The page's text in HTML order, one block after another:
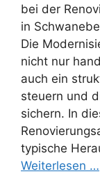
bei der
in
Die
nicht nur
auch ein
steuern und
sichern. In
typische
Weiterlesen …